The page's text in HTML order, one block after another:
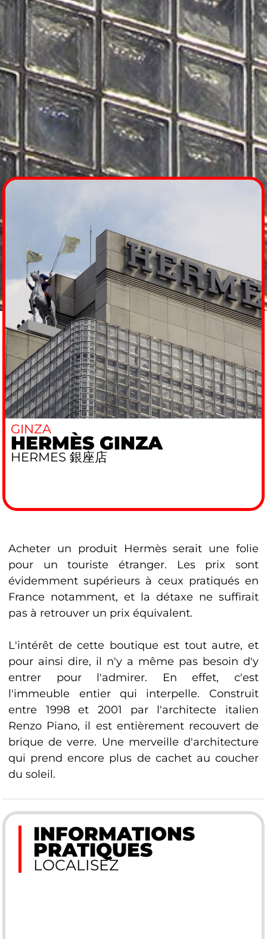
GINZA
HERMÈS GINZA
HERMES 銀座店
Acheter un produit Hermès serait une folie
pour un touriste étranger. Les prix sont
évidemment supérieurs à ceux pratiqués en
France notamment, et la détaxe ne suffirait
pas à retrouver un prix équivalent.
L'intérêt de cette boutique est tout autre, et
pour ainsi dire, il n'y a même pas besoin d'y
entrer pour l'admirer. En effet, c'est
l'immeuble entier qui interpelle. Construit
entre 1998 et 2001 par l'architecte italien
Renzo Piano, il est entièrement recouvert de
brique de verre. Une merveille d'architecture
qui prend encore plus de cachet au coucher
du soleil.
INFORMATIONS
PRATIQUES
LOCALISEZ